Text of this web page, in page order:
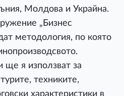
Молдова и Украйна.
„Бизнес
методология, по която
ще я използват за
техниките,
характеристики в